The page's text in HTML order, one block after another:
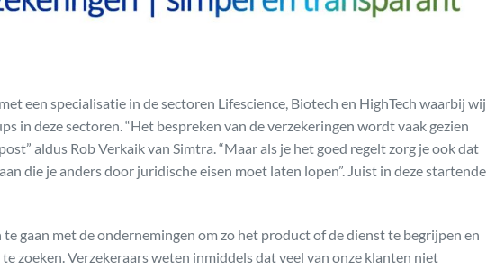
een specialisatie in de sectoren Lifescience, Biotech en HighTech waarbij wij
in deze sectoren. “Het bespreken van de verzekeringen wordt vaak gezien
aldus Rob Verkaik van Simtra. “Maar als je het goed regelt zorg je ook dat
die je anders door juridische eisen moet laten lopen”. Juist in deze startende
gaan met de ondernemingen om zo het product of de dienst te begrijpen en
zoeken. Verzekeraars weten inmiddels dat veel van onze klanten niet